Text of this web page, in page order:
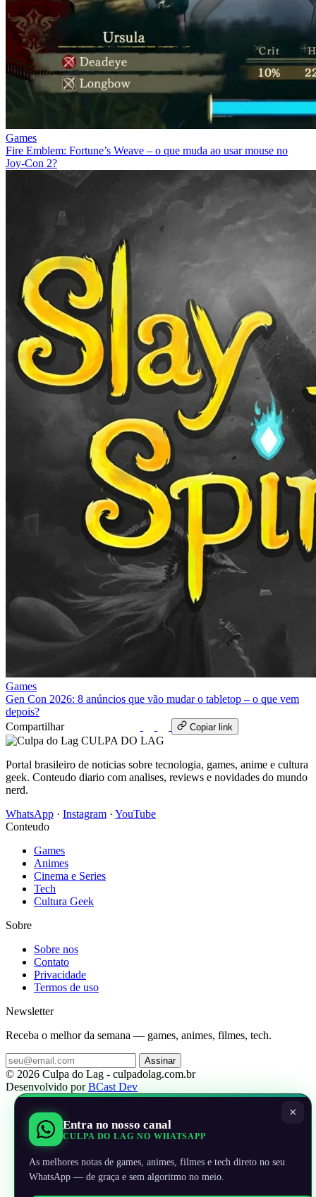
Games
Fire Emblem: Fortune’s Weave – o que muda ao usar mouse no
Joy‑Con 2?
Games
Gen Con 2026: 8 anúncios que vão mudar o tabletop – o que vem
depois?
Compartilhar
Copiar link
CULPA DO LAG
Portal brasileiro de noticias sobre tecnologia, games, anime e cultura
geek. Conteudo diario com analises, reviews e novidades do mundo
nerd.
WhatsApp · Instagram · YouTube
Conteudo
Games
Animes
Cinema e Series
Tech
Cultura Geek
Sobre
Sobre nos
Contato
Privacidade
Termos de uso
Newsletter
Receba o melhor da semana — games, animes, filmes, tech.
Assinar
© 2026 Culpa do Lag - culpadolag.com.br
Desenvolvido porBCast Dev
×
Entra no nosso canal
CULPA DO LAG NO WHATSAPP
As melhores notas de games, animes, filmes e tech direto no seu
WhatsApp — de graça e sem algoritmo no meio.